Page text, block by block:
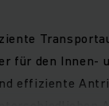
für den
effiziente